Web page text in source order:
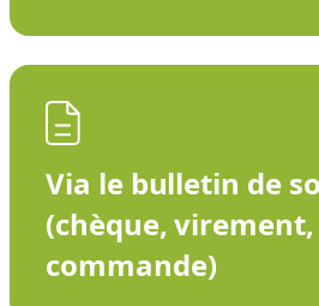
Via le bulletin de
(chèque,
commande)